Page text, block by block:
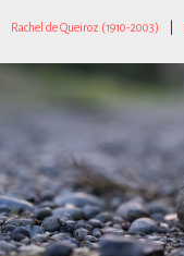
Rachel de Queiroz (1910-2003)